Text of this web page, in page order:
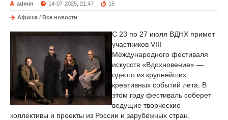
admin 14-07-2025, 21:47 15
Афиша / Все новости
С 23 по 27 июля ВДНХ примет
участников VIII
Международного фестиваля
искусств «Вдохновение» —
одного из крупнейших
креативных событий лета. В
этом году фестиваль соберет
ведущие творческие
коллективы и проекты из России и зарубежных стран.